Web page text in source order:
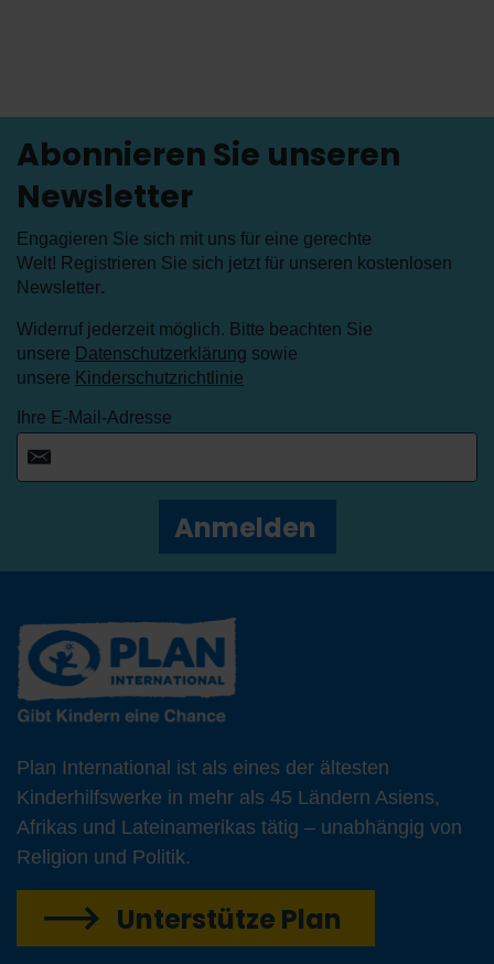
Abonnieren Sie unseren
Newsletter
Engagieren Sie sich mit uns für eine gerechte
Welt! Registrieren Sie sich jetzt für unseren kostenlosen
Newsletter.
Widerruf jederzeit möglich. Bitte beachten Sie
unsere Datenschutzerklärung sowie
unsere Kinderschutzrichtlinie
Ihre E-Mail-Adresse
Anmelden
Plan International ist als eines der ältesten
Kinderhilfswerke in mehr als 45 Ländern Asiens,
Afrikas und Lateinamerikas tätig – unabhängig von
Religion und Politik.
Unterstütze Plan